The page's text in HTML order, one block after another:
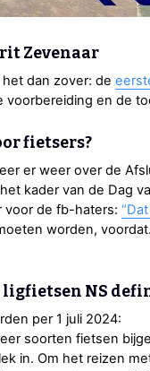
Zevenaar
dan zover: de
voorbereiding en de
fietsers?
er weer over de
kader van de Dag
voor de fb-haters:
worden,
NS
per 1 juli 2024:
soorten fietsen
in. Om het reizen